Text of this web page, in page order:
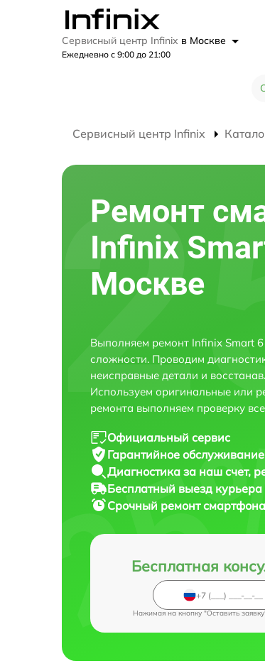
Сервисный центр Infinix в Москве
Ежедневно с 9:00 до 21:00
Сервисный центр Infinix
Ремонт
Infinix
Москве
Выполняем ремонт Infinix Smart
сложности. Проводим
неисправные детали и
Используем оригинальные или
ремонта выполняем проверку
Официальный сервис
Гарантийное обслуживание
Диагностика за наш счет,
Бесплатный выезд курьера
Срочный ремонт
Бесплатная
Нажимая на кнопку "Оставить